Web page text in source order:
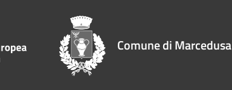
Comune di Marcedusa